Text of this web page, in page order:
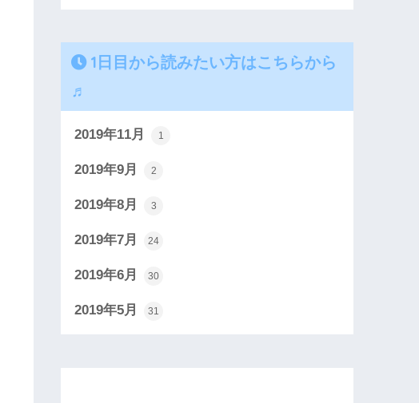
1日目から読みたい方はこちらから
♬
2019年11月 1
2019年9月 2
2019年8月 3
2019年7月 24
2019年6月 30
2019年5月 31